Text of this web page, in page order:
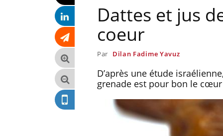
Dattes et jus
coeur
Par Dilan Fadime Yavuz
D’après une étude
grenade est pour bon le